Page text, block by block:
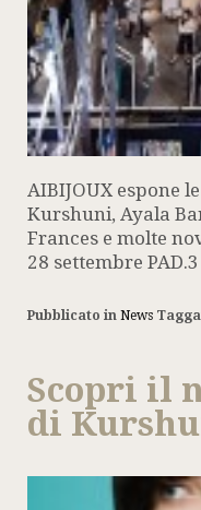
AIBIJOUX espone
Kurshuni, Ayala
Frances e molte
28 settembre
Pubblicato in News
Scopri il
di